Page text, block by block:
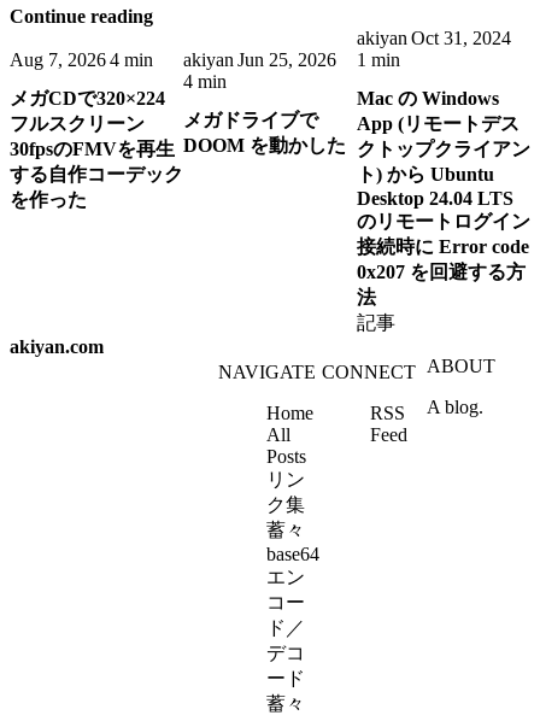
Continue reading
Aug 7, 20264 min
メガCDで320×224
フルスクリーン
30fpsのFMVを再生
する自作コーデック
を作った
akiyan Jun 25, 2026
4 min
メガドライブで
DOOM を動かした
akiyan Oct 31, 2024
1 min
Mac の Windows
App (リモートデス
クトップクライアン
ト) から Ubuntu
Desktop 24.04 LTS
のリモートログイン
接続時に Error code
0x207 を回避する方
法
記事
akiyan.com
NAVIGATE
Home
All
Posts
リン
ク集
蓄々
base64
エン
コー
ド／
デコ
ード
蓄々
CONNECT
RSS
Feed
ABOUT
A blog.